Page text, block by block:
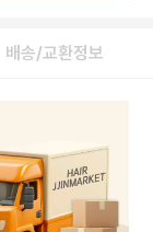
배송/교환정보